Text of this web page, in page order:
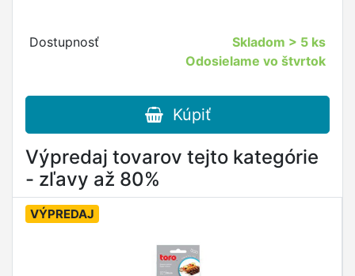
Dostupnosť Skladom > 5 ks
Odosielame vo štvrtok
Kúpiť
Výpredaj tovarov tejto kategórie
- zľavy až 80%
VÝPREDAJ